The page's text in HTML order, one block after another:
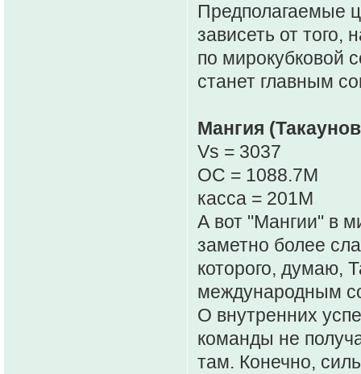
Предполагаемые
зависеть от того,
по мирокубковой
станет главным
Мангия
Vs = 3037
OC = 1088.7M
касса = 201M
А вот "Мангии" в
заметно более
которого, думаю,
международным
О внутренних
команды не
там. Конечно,